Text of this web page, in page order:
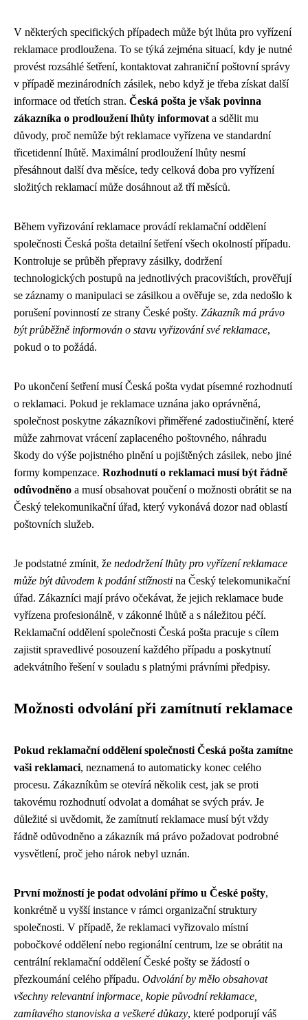
V některých specifických případech může být lhůta pro vyřízení
reklamace prodloužena. To se týká zejména situací, kdy je nutné
provést rozsáhlé šetření, kontaktovat zahraniční poštovní správy
v případě mezinárodních zásilek, nebo když je třeba získat další
informace od třetích stran. Česká pošta je však povinna
zákazníka o prodloužení lhůty informovat a sdělit mu
důvody, proč nemůže být reklamace vyřízena ve standardní
třicetidenní lhůtě. Maximální prodloužení lhůty nesmí
přesáhnout další dva měsíce, tedy celková doba pro vyřízení
složitých reklamací může dosáhnout až tří měsíců.
Během vyřizování reklamace provádí reklamační oddělení
společnosti Česká pošta detailní šetření všech okolností případu.
Kontroluje se průběh přepravy zásilky, dodržení
technologických postupů na jednotlivých pracovištích, prověřují
se záznamy o manipulaci se zásilkou a ověřuje se, zda nedošlo k
porušení povinností ze strany České pošty. Zákazník má právo
být průběžně informován o stavu vyřizování své reklamace,
pokud o to požádá.
Po ukončení šetření musí Česká pošta vydat písemné rozhodnutí
o reklamaci. Pokud je reklamace uznána jako oprávněná,
společnost poskytne zákazníkovi přiměřené zadostiučinění, které
může zahrnovat vrácení zaplaceného poštovného, náhradu
škody do výše pojistného plnění u pojištěných zásilek, nebo jiné
formy kompenzace. Rozhodnutí o reklamaci musí být řádně
odůvodněno a musí obsahovat poučení o možnosti obrátit se na
Český telekomunikační úřad, který vykonává dozor nad oblastí
poštovních služeb.
Je podstatné zmínit, že nedodržení lhůty pro vyřízení reklamace
může být důvodem k podání stížnosti na Český telekomunikační
úřad. Zákazníci mají právo očekávat, že jejich reklamace bude
vyřízena profesionálně, v zákonné lhůtě a s náležitou péčí.
Reklamační oddělení společnosti Česká pošta pracuje s cílem
zajistit spravedlivé posouzení každého případu a poskytnutí
adekvátního řešení v souladu s platnými právními předpisy.
Možnosti odvolání při zamítnutí reklamace
Pokud reklamační oddělení společnosti Česká pošta zamítne
vaši reklamaci, neznamená to automaticky konec celého
procesu. Zákazníkům se otevírá několik cest, jak se proti
takovému rozhodnutí odvolat a domáhat se svých práv. Je
důležité si uvědomit, že zamítnutí reklamace musí být vždy
řádně odůvodněno a zákazník má právo požadovat podrobné
vysvětlení, proč jeho nárok nebyl uznán.
První možností je podat odvolání přímo u České pošty,
konkrétně u vyšší instance v rámci organizační struktury
společnosti. V případě, že reklamaci vyřizovalo místní
pobočkové oddělení nebo regionální centrum, lze se obrátit na
centrální reklamační oddělení České pošty se žádostí o
přezkoumání celého případu. Odvolání by mělo obsahovat
všechny relevantní informace, kopie původní reklamace,
zamítavého stanoviska a veškeré důkazy, které podporují váš